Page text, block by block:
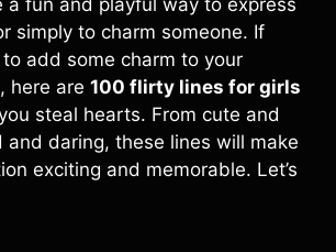
simply to charm someone. If
to add some charm to your
here are 100 flirty lines for girls
steal hearts. From cute and
and daring, these lines will make
exciting and memorable. Let’s